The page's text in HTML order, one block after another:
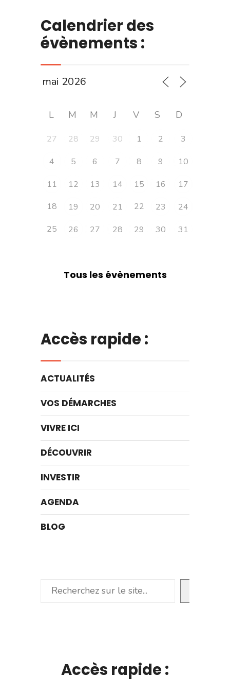
Calendrier des
évènements :
L M M J V S D
27 28 29 30 1 2
3
4
5 6 7 8 9
10
11
12 13 14 15 16
17
18
19 20 21 22 23
24
25
26 27 28 29 30 31
Tous les évènements
Accès rapide :
ACTUALITÉS
VOS DÉMARCHES
VIVRE ICI
DÉCOUVRIR
INVESTIR
AGENDA
BLOG
Rechercher
Accès rapide :